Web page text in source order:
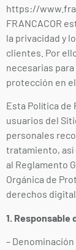
https://
FRANCACOR
la privacidad y
clientes. Por
necesarias
protección en
Esta Política de
usuarios del
personales
tratamiento, así
al Reglamento
Orgánica de
derechos
1. Responsable
– Denominación